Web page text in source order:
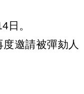
日。
邀請被彈劾人